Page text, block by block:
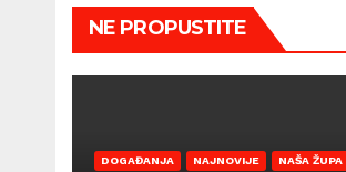
NE PROPUSTITE
DOGAĐANJA NAJNOVIJE NAŠA ŽUPA